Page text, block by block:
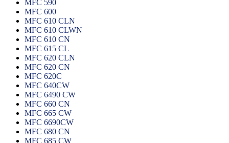
MFC 590
MFC 600
MFC 610 CLN
MFC 610 CLWN
MFC 610 CN
MFC 615 CL
MFC 620 CLN
MFC 620 CN
MFC 620C
MFC 640CW
MFC 6490 CW
MFC 660 CN
MFC 665 CW
MFC 6690CW
MFC 680 CN
MFC 685 CW